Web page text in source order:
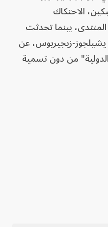
الاحتكاك
بينما تحدثت
يشيلجوز-زيجيريوس، عن
من دون تسمية